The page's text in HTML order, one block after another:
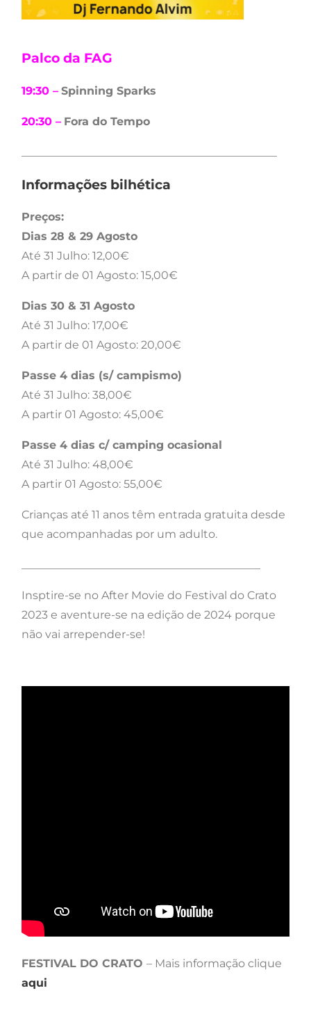
Palco da FAG
19:30 – Spinning Sparks
20:30 – Fora do Tempo
Informações bilhética
Preços:
Dias 28 & 29 Agosto
Até 31 Julho: 12,00€
A partir de 01 Agosto: 15,00€
Dias 30 & 31 Agosto
Até 31 Julho: 17,00€
A partir de 01 Agosto: 20,00€
Passe 4 dias (s/ campismo)
Até 31 Julho: 38,00€
A partir 01 Agosto: 45,00€
Passe 4 dias c/ camping ocasional
Até 31 Julho: 48,00€
A partir 01 Agosto: 55,00€
Crianças até 11 anos têm entrada gratuita desde
que acompanhadas por um adulto.
Insptire-se no After Movie do Festival do Crato
2023 e aventure-se na edição de 2024 porque
não vai arrepender-se!
FESTIVAL DO CRATO – Mais informação clique
aqui